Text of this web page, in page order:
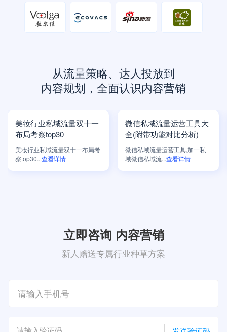
从流量策略、达人投放到
内容规划，全面认识内容营销
美妆行业私域流量双十一
布局考察top30
美妆行业私域流量双十一布局考
察top30...查看详情
微信私域流量运营工具大
全(附带功能对比分析)
微信私域流量运营工具,加一私
域微信私域流...查看详情
立即咨询 内容营销
新人赠送专属行业种草方案